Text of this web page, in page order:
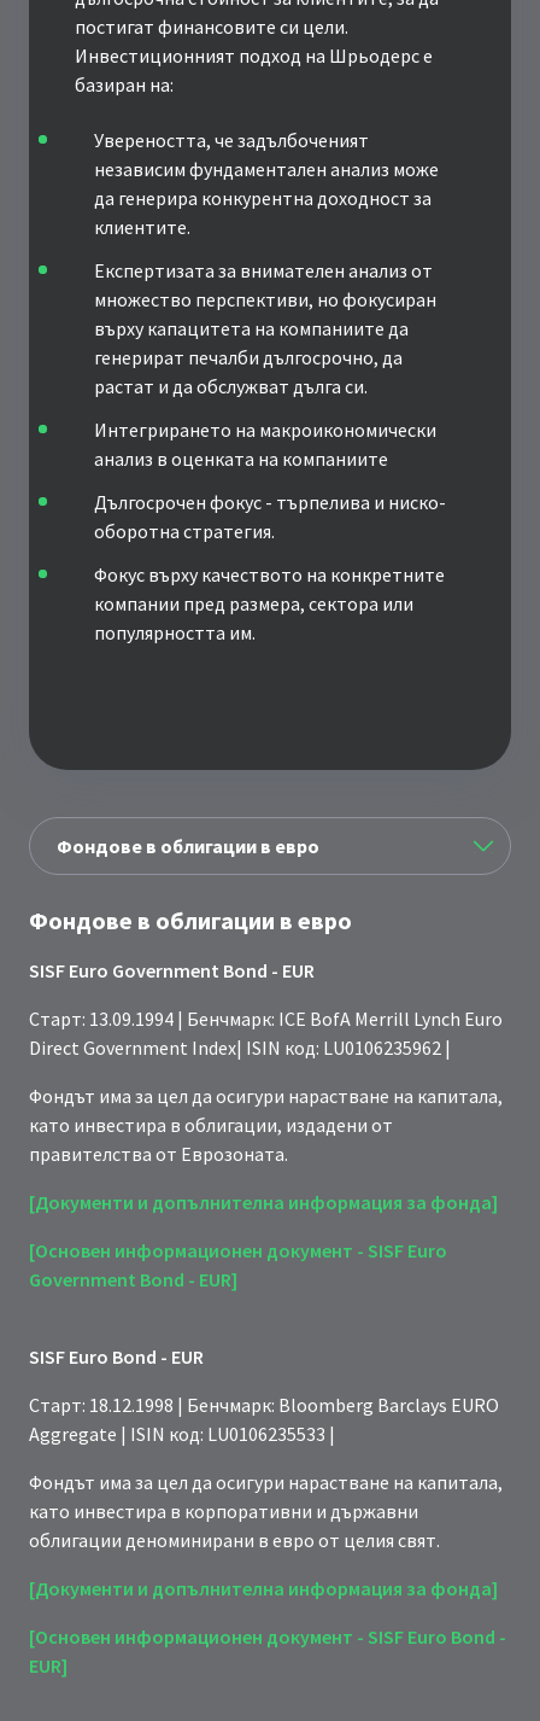
постигат финансовите си цели.
Инвестиционният подход на Шрьодерс е
базиран на:
Увереността, че задълбоченият
независим фундаментален анализ може
да генерира конкурентна доходност за
клиентите.
Експертизата за внимателен анализ от
множество перспективи, но фокусиран
върху капацитета на компаниите да
генерират печалби дългосрочно, да
растат и да обслужват дълга си.
Интегрирането на макроикономически
анализ в оценката на компаниите
Дългосрочен фокус - търпелива и ниско-
оборотна стратегия.
Фокус върху качеството на конкретните
компании пред размера, сектора или
популярността им.
Фондове в облигации в евро
SISF Euro Government Bond - EUR
Старт: 13.09.1994 | Бенчмарк: ICE BofA Merrill Lynch Euro
Direct Government Index| ISIN код: LU0106235962 |
Фондът има за цел да осигури нарастване на капитала,
като инвестира в облигации, издадени от
правителства от Еврозоната.
[Документи и допълнителна информация за фонда]
[Основен информационен документ - SISF Euro
Government Bond - EUR]
SISF Euro Bond - EUR
Старт: 18.12.1998 | Бенчмарк: Bloomberg Barclays EURO
Aggregate | ISIN код: LU0106235533 |
Фондът има за цел да осигури нарастване на капитала,
като инвестира в корпоративни и държавни
облигации деноминирани в евро от целия свят.
[Документи и допълнителна информация за фонда]
[Основен информационен документ - SISF Euro Bond -
EUR]